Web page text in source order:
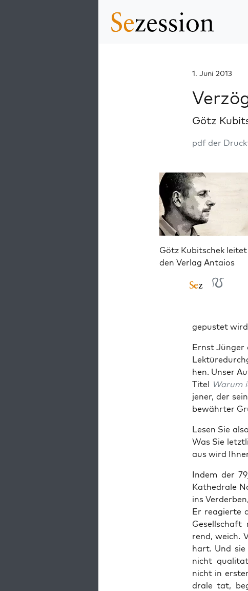
1. Juni 2013
Götz
pdf der
Götz Kubitschek leitet
den Verlag Antaios
ge­pus­tet
Ernst Jün­ger
hen. Unser
Titel War­um
jener, der
bewähr­ter
Lesen Sie
Was Sie
aus wird
Indem der
Kathe­dra­le
ins
Er reagier­te
Gesell­schaft
rend, weich.
hart. Und
nicht
nicht in
dra­le tat,